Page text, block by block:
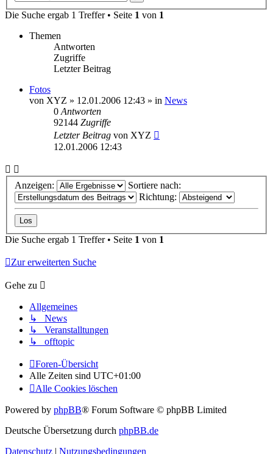
Die Suche ergab 1 Treffer • Seite 1 von 1
Themen
Antworten
Zugriffe
Letzter Beitrag
Fotos
von XYZ » 12.01.2006 12:43 » in News
0 Antworten
92144 Zugriffe
Letzter Beitrag von XYZ
12.01.2006 12:43
Anzeigen:
Sortiere nach:
Richtung:
Die Suche ergab 1 Treffer • Seite 1 von 1
Zur erweiterten Suche
Gehe zu
Allgemeines
↳ News
↳ Veranstalltungen
↳ offtopic
Foren-Übersicht
Alle Zeiten sind UTC+01:00
Alle Cookies löschen
Powered by phpBB® Forum Software © phpBB Limited
Deutsche Übersetzung durch phpBB.de
Datenschutz
Nutzungsbedingungen